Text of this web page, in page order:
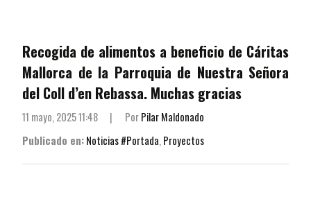
Recogida de alimentos a beneficio de Cáritas
Mallorca de la Parroquia de Nuestra Señora
del Coll d’en Rebassa. Muchas gracias
11 mayo, 2025 11:48 | PorPilar Maldonado
Publicado en:Noticias #Portada, Proyectos